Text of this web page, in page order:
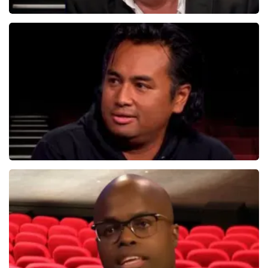
reviews
Daniel Arends
878+ reviews
BEKIJKEN